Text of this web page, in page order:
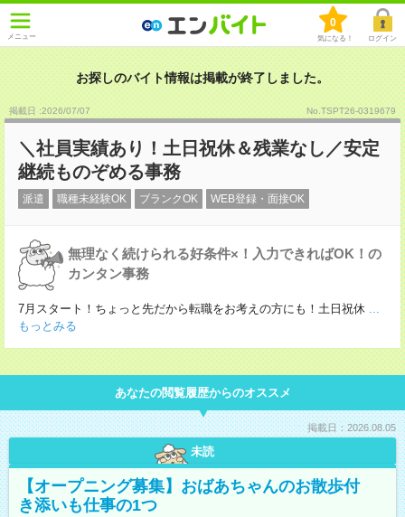
メニュー
0
気になる！ ログイン
お探しのバイト情報は掲載が終了しました。
掲載日 :2026/07/07 No.TSPT26-0319679
＼社員実績あり！土日祝休＆残業なし／安定
継続ものぞめる事務
派遣 職種未経験OK ブランクOK WEB登録・面接OK
無理なく続けられる好条件×！入力できればOK！の
カンタン事務
7月スタート！ちょっと先だから転職をお考えの方にも！土日祝休 ...
もっとみる
あなたの閲覧履歴からのオススメ
掲載日：2026.08.05
未読
【オープニング募集】おばあちゃんのお散歩付
き添いも仕事の1つ